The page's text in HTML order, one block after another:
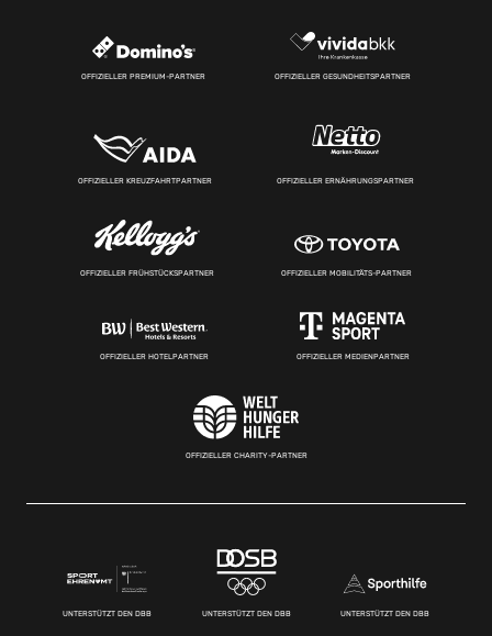
OFFIZIELLER PREMIUM-PARTNER OFFIZIELLER GESUNDHEITSPARTNER
OFFIZIELLER KREUZFAHRTPARTNER OFFIZIELLER ERNÄHRUNGSPARTNER
OFFIZIELLER FRÜHSTÜCKSPARTNER OFFIZIELLER MOBILITÄTS-PARTNER
OFFIZIELLER HOTELPARTNER OFFIZIELLER MEDIENPARTNER
OFFIZIELLER CHARITY-PARTNER
UNTERSTÜTZT DEN DBB UNTERSTÜTZT DEN DBB UNTERSTÜTZT DEN DBB